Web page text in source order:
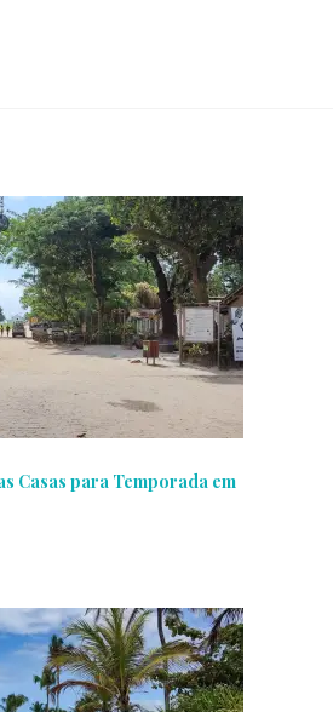
Casas para Temporada em